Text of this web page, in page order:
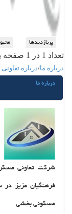
تعداد 1 در 1 صفحه یافت گردید
درباره ما/درباره تعاونی
درباره ما
مسکونی بخشی